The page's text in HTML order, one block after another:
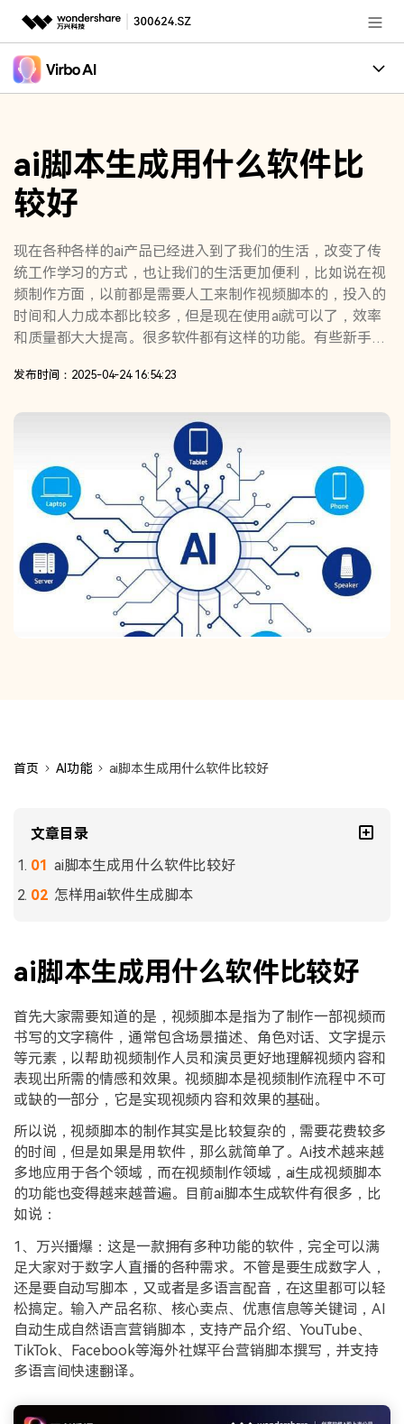
推荐产品
新闻中心
关于万兴
加入我们
帮助中心
客服热线：
核心卖点
适用人群
ai脚本生成用什么软件比
较好
现在各种各样的ai产品已经进入到了我们的生活，改变了传
统工作学习的方式，也让我们的生活更加便利，比如说在视
频制作方面，以前都是需要人工来制作视频脚本的，投入的
时间和人力成本都比较多，但是现在使用ai就可以了，效率
和质量都大大提高。很多软件都有这样的功能。有些新手可
单看看吧！
发布时间：2025-04-24 16:54:23
首页 AI功能 ai脚本生成用什么软件比较好
文章目录
ai脚本生成用什么软件比较好
怎样用ai软件生成脚本
ai脚本生成用什么软件比较好
首先大家需要知道的是，视频脚本是指为了制作一部视频而
书写的文字稿件，通常包含场景描述、角色对话、文字提示
等元素，以帮助视频制作人员和演员更好地理解视频内容和
表现出所需的情感和效果。视频脚本是视频制作流程中不可
或缺的一部分，它是实现视频内容和效果的基础。
所以说，视频脚本的制作其实是比较复杂的，需要花费较多
的时间，但是如果是用软件，那么就简单了。Ai技术越来越
多地应用于各个领域，而在视频制作领域，ai生成视频脚本
的功能也变得越来越普遍。目前ai脚本生成软件有很多，比
如说：
1、万兴播爆：这是一款拥有多种功能的软件，完全可以满
足大家对于数字人直播的各种需求。不管是要生成数字人，
还是要自动写脚本，又或者是多语言配音，在这里都可以轻
松搞定。输入产品名称、核心卖点、优惠信息等关键词，AI
自动生成自然语言营销脚本，支持产品介绍、YouTube、
TikTok、Facebook等海外社媒平台营销脚本撰写，并支持
多语言间快速翻译。